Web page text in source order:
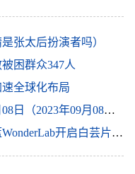
张太后扮演者吗）
困群众347人
全球化布局
09月08日冠幅是什么意思）
开启白芸片科学溯源之旅